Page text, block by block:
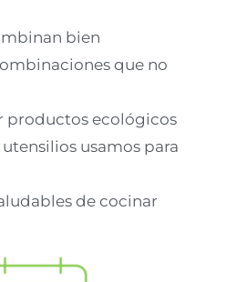
bien
que no
productos ecológicos
usamos para
de cocinar